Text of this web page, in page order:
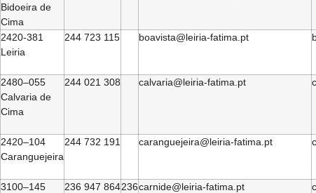
Bidoeira de
Cima
2420-381
Leiria
244 723 115 boavista@leiria-fatima.pt
2480–055
Calvaria de
Cima
244 021 308 calvaria@leiria-fatima.pt
2420–104
Caranguejeira
244 732 191 caranguejeira@leiria-fatima.pt
3100–145
236 947 864236carnide@leiria-fatima.pt